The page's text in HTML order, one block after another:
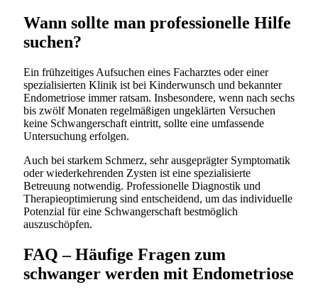
Wann sollte man professionelle Hilfe
suchen?
Ein frühzeitiges Aufsuchen eines Facharztes oder einer
spezialisierten Klinik ist bei Kinderwunsch und bekannter
Endometriose immer ratsam. Insbesondere, wenn nach sechs
bis zwölf Monaten regelmäßigen ungeklärten Versuchen
keine Schwangerschaft eintritt, sollte eine umfassende
Untersuchung erfolgen.
Auch bei starkem Schmerz, sehr ausgeprägter Symptomatik
oder wiederkehrenden Zysten ist eine spezialisierte
Betreuung notwendig. Professionelle Diagnostik und
Therapieoptimierung sind entscheidend, um das individuelle
Potenzial für eine Schwangerschaft bestmöglich
auszuschöpfen.
FAQ – Häufige Fragen zum
schwanger werden mit Endometriose